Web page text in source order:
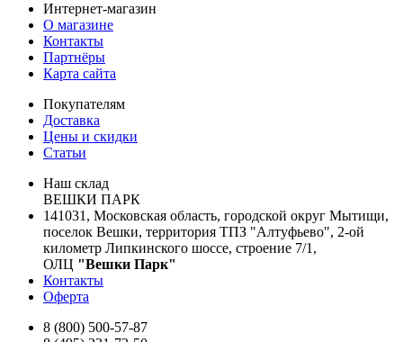
Интернет-магазин
О магазине
Контакты
Партнёры
Карта сайта
Покупателям
Доставка
Цены и скидки
Статьи
Наш склад
ВЕШКИ ПАРК
141031, Московская область, городской округ Мытищи,
поселок Вешки, территория ТПЗ "Алтуфьево", 2-ой
километр Липкинского шоссе, строение 7/1,
ОЛЦ "Вешки Парк"
Контакты
Оферта
8 (800) 500-57-87